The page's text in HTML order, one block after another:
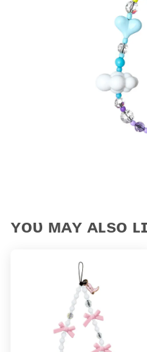
ʏᴏᴜ ᴍᴀʏ ᴀʟsᴏ